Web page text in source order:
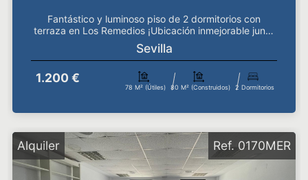
Fantástico y luminoso piso de 2 dormitorios con
terraza en Los Remedios ​¡Ubicación inmejorable junto
al...
Sevilla
1.200 €
78 M² (útiles) 80 M² (construidos) 2 Dormitorios
Alquiler Ref. 0170MER